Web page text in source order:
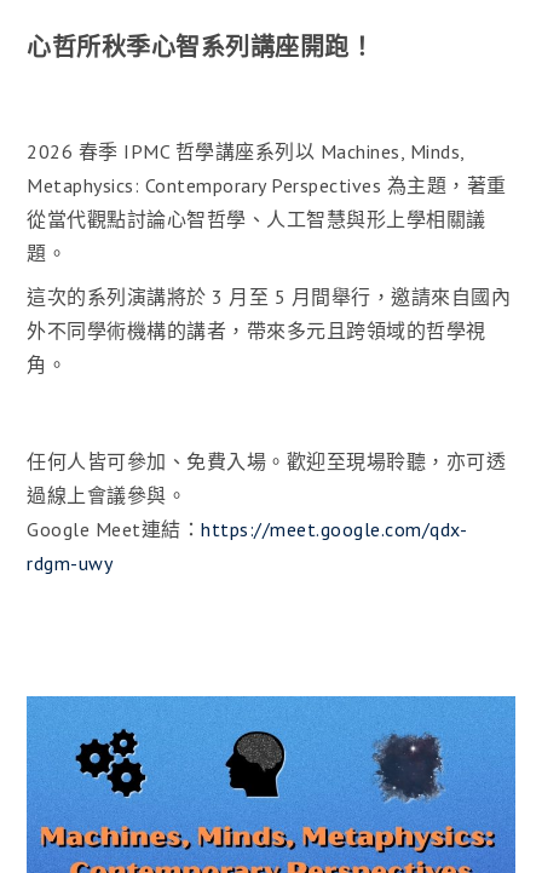
心哲所秋季心智系列講座開跑！
2026 春季 IPMC 哲學講座系列以 Machines, Minds,
Metaphysics: Contemporary Perspectives 為主題，著重
從當代觀點討論心智哲學、人工智慧與形上學相關議
題。
這次的系列演講將於 3 月至 5 月間舉行，邀請來自國內
外不同學術機構的講者，帶來多元且跨領域的哲學視
角。
任何人皆可參加、免費入場。歡迎至現場聆聽，亦可透
過線上會議參與。
Google Meet連結：https://meet.google.com/qdx-
rdgm-uwy